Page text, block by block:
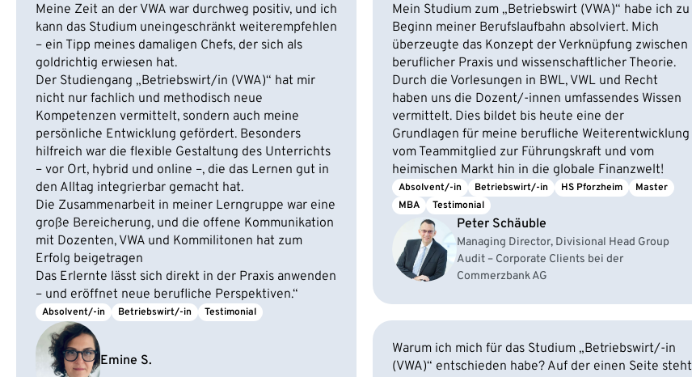
Meine Zeit an der VWA war durchweg positiv, und ich
kann das Studium uneingeschränkt weiterempfehlen
– ein Tipp meines damaligen Chefs, der sich als
goldrichtig erwiesen hat.
Der Studiengang „Betriebswirt/in (VWA)“ hat mir
nicht nur fachlich und methodisch neue
Kompetenzen vermittelt, sondern auch meine
persönliche Entwicklung gefördert. Besonders
hilfreich war die flexible Gestaltung des Unterrichts
– vor Ort, hybrid und online –, die das Lernen gut in
den Alltag integrierbar gemacht hat.
Die Zusammenarbeit in meiner Lerngruppe war eine
große Bereicherung, und die offene Kommunikation
mit Dozenten, VWA und Kommilitonen hat zum
Erfolg beigetragen
Das Erlernte lässt sich direkt in der Praxis anwenden
– und eröffnet neue berufliche Perspektiven.“
Absolvent/-in Betriebswirt/-in Testimonial
Emine S.
Mein Studium zum „Betriebswirt (VWA)“ habe ich zu
Beginn meiner Berufslaufbahn absolviert. Mich
überzeugte das Konzept der Verknüpfung zwischen
beruflicher Praxis und wissenschaftlicher Theorie.
Durch die Vorlesungen in BWL, VWL und Recht
haben uns die Dozent/-innen umfassendes Wissen
vermittelt. Dies bildet bis heute eine der
Grundlagen für meine berufliche Weiterentwicklung
vom Teammitglied zur Führungskraft und vom
heimischen Markt hin in die globale Finanzwelt!
Absolvent/-in Betriebswirt/-in HS Pforzheim
Master
MBA
Testimonial
Peter Schäuble
Managing Director, Divisional Head Group
Audit – Corporate Clients bei der
Commerzbank AG
Warum ich mich für das Studium „Betriebswirt/-in
(VWA)“ entschieden habe? Auf der einen Seite steht